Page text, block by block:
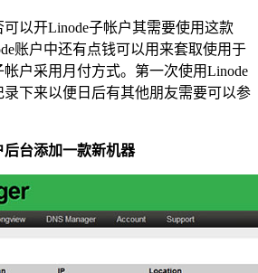
以开Linode子帐户其需要使用这款
账户中还有点钱可以用来套取使用于
户采用月付方式。第一次使用Linode
下来以便日后有其他朋友需要可以参
台添加一款新机器